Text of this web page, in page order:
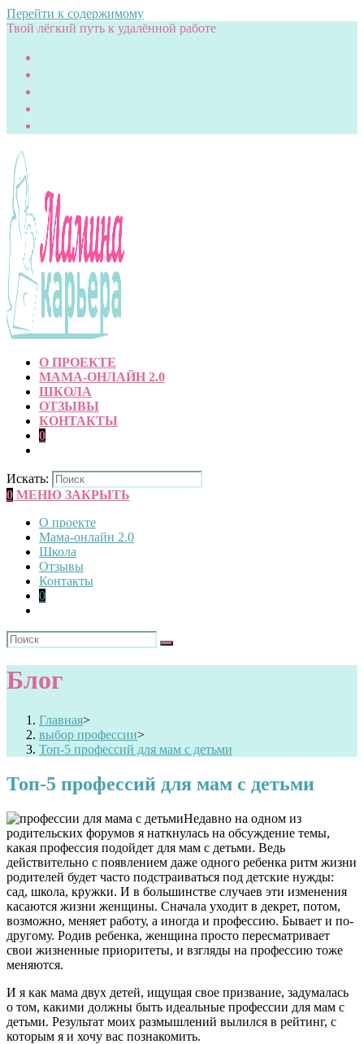
Перейти к содержимому
Твой лёгкий путь к удалённой работе
О ПРОЕКТЕ
МАМА-ОНЛАЙН 2.0
ШКОЛА
ОТЗЫВЫ
КОНТАКТЫ
0
Искать:
0 МЕНЮ ЗАКРЫТЬ
О проекте
Мама-онлайн 2.0
Школа
Отзывы
Контакты
0
Блог
Главная>
выбор профессии>
Топ-5 профессий для мам с детьми
Топ-5 профессий для мам с детьми
Недавно на одном из
родительских форумов я наткнулась на обсуждение темы,
какая профессия подойдет для мам с детьми. Ведь
действительно с появлением даже одного ребенка ритм жизни
родителей будет часто подстраиваться под детские нужды:
сад, школа, кружки. И в большинстве случаев эти изменения
касаются жизни женщины. Сначала уходит в декрет, потом,
возможно, меняет работу, а иногда и профессию. Бывает и по-
другому. Родив ребенка, женщина просто пересматривает
свои жизненные приоритеты, и взгляды на профессию тоже
меняются.
И я как мама двух детей, ищущая свое призвание, задумалась
о том, какими должны быть идеальные профессии для мам с
детьми. Результат моих размышлений вылился в рейтинг, с
которым я и хочу вас познакомить.